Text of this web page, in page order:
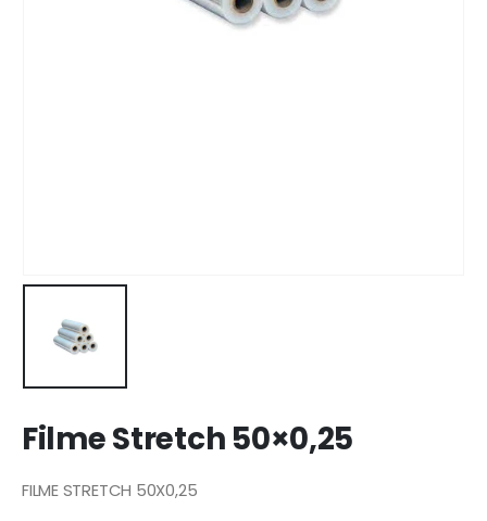
Filme Stretch 50×0,25
FILME STRETCH 50X0,25